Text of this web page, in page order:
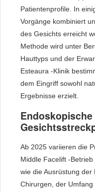
Patientenprofile. In
Vorgänge kombiniert
des Gesichts erreicht
Methode wird unter
Hauttyps und der
Esteaura -Klinik
dem Eingriff sowohl
Ergebnisse erzielt.
Endoskopische
Ab 2025 variieren die
Middle Facelift -
wie die Ausrüstung
Chirurgen, der